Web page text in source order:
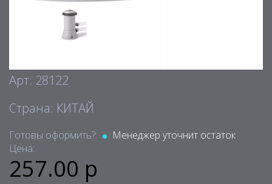
Арт: 28122
Страна: КИТАЙ
Готовы оформить?:
Менеджер уточнит остаток
Цена:
257.00 р